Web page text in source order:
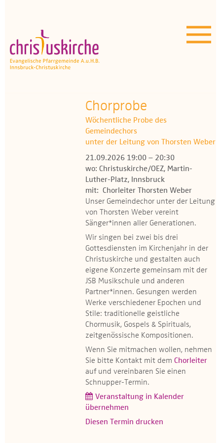
Unser Angebot
OEZ
Wissenswertes
Medien
Kontakt
Chorprobe
Wöchentliche Probe des
Gemeindechors
unter der Leitung von Thorsten Weber
21.09.2026 19:00 – 20:30
wo: Christuskirche/OEZ, Martin-
Luther-Platz, Innsbruck
mit: Chorleiter Thorsten Weber
Unser Gemeindechor unter der Leitung
von Thorsten Weber vereint
Sänger*innen aller Generationen.
Wir singen bei zwei bis drei
Gottesdiensten im Kirchenjahr in der
Christuskirche und gestalten auch
eigene Konzerte gemeinsam mit der
JSB Musikschule und anderen
Partner*innen. Gesungen werden
Werke verschiedener Epochen und
Stile: traditionelle geistliche
Chormusik, Gospels & Spirituals,
zeitgenössische Kompositionen.
Wenn Sie mitmachen wollen, nehmen
Sie bitte Kontakt mit dem Chorleiter
auf und vereinbaren Sie einen
Schnupper-Termin.
Veranstaltung in Kalender
übernehmen
Diesen Termin drucken